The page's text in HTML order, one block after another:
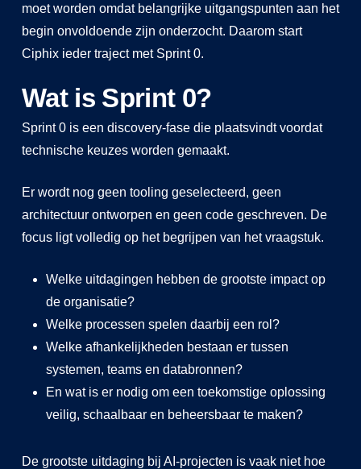
moet worden omdat belangrijke uitgangspunten aan het
begin onvoldoende zijn onderzocht. Daarom start
Ciphix ieder traject met Sprint 0.
Wat is Sprint 0?
Sprint 0 is een discovery-fase die plaatsvindt voordat
technische keuzes worden gemaakt.
Er wordt nog geen tooling geselecteerd, geen
architectuur ontworpen en geen code geschreven. De
focus ligt volledig op het begrijpen van het vraagstuk.
Welke uitdagingen hebben de grootste impact op
de organisatie?
Welke processen spelen daarbij een rol?
Welke afhankelijkheden bestaan er tussen
systemen, teams en databronnen?
En wat is er nodig om een toekomstige oplossing
veilig, schaalbaar en beheersbaar te maken?
De grootste uitdaging bij AI-projecten is vaak niet hoe